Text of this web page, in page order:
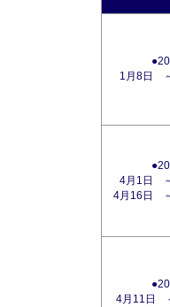
1月8日
4月1日
4月16日
4月11日